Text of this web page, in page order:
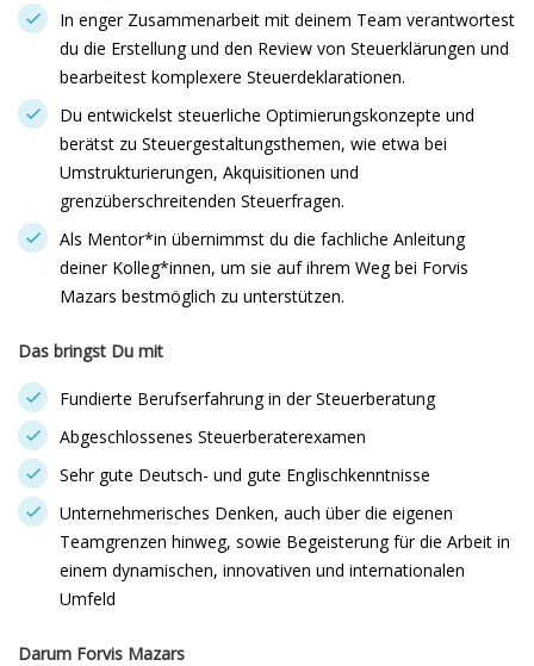
In enger Zusammenarbeit mit deinem Team verantwortest
du die Erstellung und den Review von Steuerklärungen und
bearbeitest komplexere Steuerdeklarationen.
Du entwickelst steuerliche Optimierungskonzepte und
berätst zu Steuergestaltungsthemen, wie etwa bei
Umstrukturierungen, Akquisitionen und
grenzüberschreitenden Steuerfragen.
Als Mentor*in übernimmst du die fachliche Anleitung
deiner Kolleg*innen, um sie auf ihrem Weg bei Forvis
Mazars bestmöglich zu unterstützen.
Das bringst Du mit
Fundierte Berufserfahrung in der Steuerberatung
Abgeschlossenes Steuerberaterexamen
Sehr gute Deutsch- und gute Englischkenntnisse
Unternehmerisches Denken, auch über die eigenen
Teamgrenzen hinweg, sowie Begeisterung für die Arbeit in
einem dynamischen, innovativen und internationalen
Umfeld
Darum Forvis Mazars